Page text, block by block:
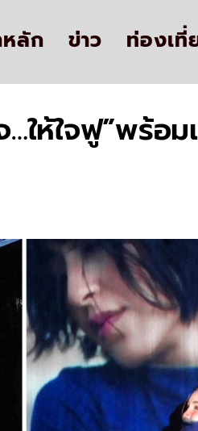
ลัก ข่าว ท่องเที่
ให้ใจฟู”พร้อ